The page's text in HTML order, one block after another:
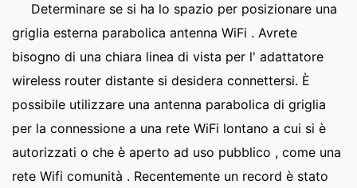
Determinare se si ha lo spazio per posizionare una
griglia esterna parabolica antenna WiFi . Avrete
bisogno di una chiara linea di vista per l' adattatore
wireless router distante si desidera connettersi. È
possibile utilizzare una antenna parabolica di griglia
per la connessione a una rete WiFi lontano a cui si è
autorizzati o che è aperto ad uso pubblico , come una
rete Wifi comunità . Recentemente un record è stato